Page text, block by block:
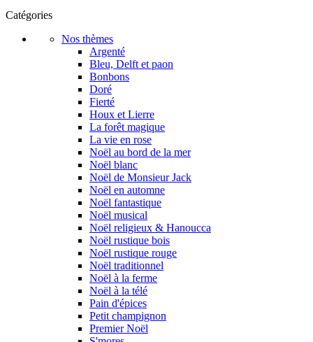
Catégories
Nos thèmes
Argenté
Bleu, Delft et paon
Bonbons
Doré
Fierté
Houx et Lierre
La forêt magique
La vie en rose
Noël au bord de la mer
Noël blanc
Noël de Monsieur Jack
Noël en automne
Noël fantastique
Noël musical
Noël religieux & Hanoucca
Noël rustique bois
Noël rustique rouge
Noël traditionnel
Noël à la ferme
Noël à la télé
Pain d'épices
Petit champignon
Premier Noël